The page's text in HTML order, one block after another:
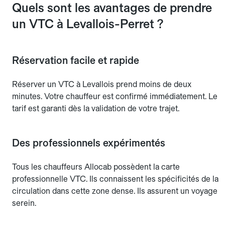
Quels sont les avantages de prendre
un VTC à Levallois-Perret ?
Réservation facile et rapide
Réserver un VTC à Levallois prend moins de deux
minutes. Votre chauffeur est confirmé immédiatement. Le
tarif est garanti dès la validation de votre trajet.
Des professionnels expérimentés
Tous les chauffeurs Allocab possèdent la carte
professionnelle VTC. Ils connaissent les spécificités de la
circulation dans cette zone dense. Ils assurent un voyage
serein.